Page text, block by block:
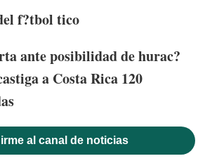
f?tbol tico
ante posibilidad de hurac?
a Costa Rica 120
al canal de noticias